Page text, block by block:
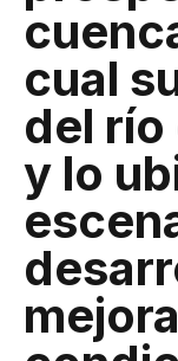
cual
del
y lo